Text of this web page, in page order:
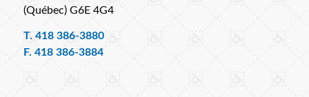
(Québec) G6E 4G4
T. 418 386-3880
F. 418 386-3884